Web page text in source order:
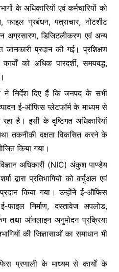
के अधिकारियों एवं कर्मचारियों को
प्रबंधन, पत्राचार, नोटशीट
अग्रसारण, डिजिटलीकरण एवं अन्य
जानकारी प्रदान की गई। प्रशिक्षण
को अधिक पारदर्शी, समयबद्ध,
ने निर्देश दिए हैं कि जनपद के सभी
ई-ऑफिस प्लेटफॉर्म के माध्यम से
है। इसी के दृष्टिगत अधिकारियों
तथा तकनीकी दक्षता विकसित करने के
किया गया।
अधिकारी (NIC) अंकुश पाण्डेय
द्वारा प्रतिभागियों को वर्चुअल एवं
किया गया। उन्होंने ई-ऑफिस
फाइल निर्माण, दस्तावेज अपलोड,
तथा ऑनलाइन अनुमोदन प्रक्रिया
की जिज्ञासाओं का समाधान भी
प्रणाली के माध्यम से कार्यों के